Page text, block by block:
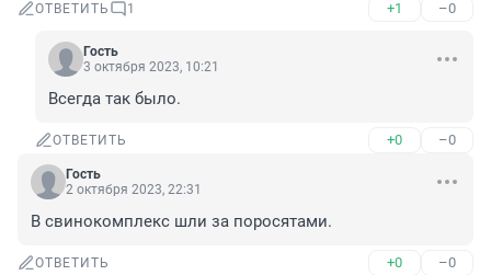
ОТВЕТИТЬ 1 +1 –0
Гость
3 октября 2023, 10:21
Всегда так было.
ОТВЕТИТЬ +0 –0
Гость
2 октября 2023, 22:31
В свинокомплекс шли за поросятами.
ОТВЕТИТЬ +0 –0